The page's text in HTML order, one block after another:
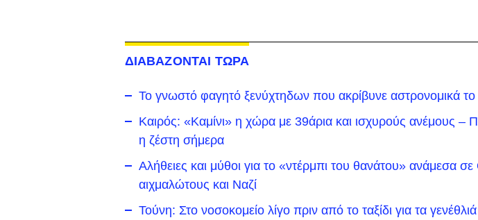
ΔΙΑΒΑΖΟΝΤΑΙ ΤΩΡΑ
Το γνωστό φαγητό ξενύχτηδων που ακρίβυνε αστρονομικά
Καιρός: «Καμίνι» η χώρα με 39άρια και ισχυρούς ανέμους –
η ζέστη σήμερα
Αλήθειες και μύθοι για το «ντέρμπι του θανάτου» ανάμεσα
αιχμαλώτους και Ναζί
Τούνη: Στο νοσοκομείο λίγο πριν από το ταξίδι για τα